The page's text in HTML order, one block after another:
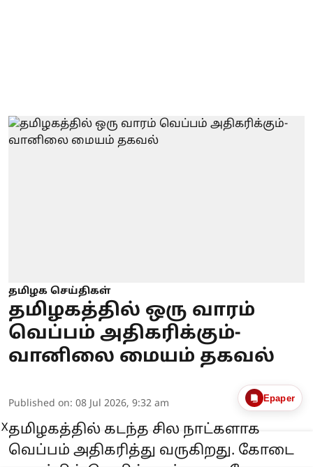
தமிழக செய்திகள்
தமிழகத்தில் ஒரு வாரம்
வெப்பம் அதிகரிக்கும்-
வானிலை மையம் தகவல்
Published on: 08 Jul 2026, 9:32 am
தமிழகத்தில் கடந்த சில நாட்களாக
வெப்பம் அதிகரித்து வருகிறது. கோடை
Epaper
X